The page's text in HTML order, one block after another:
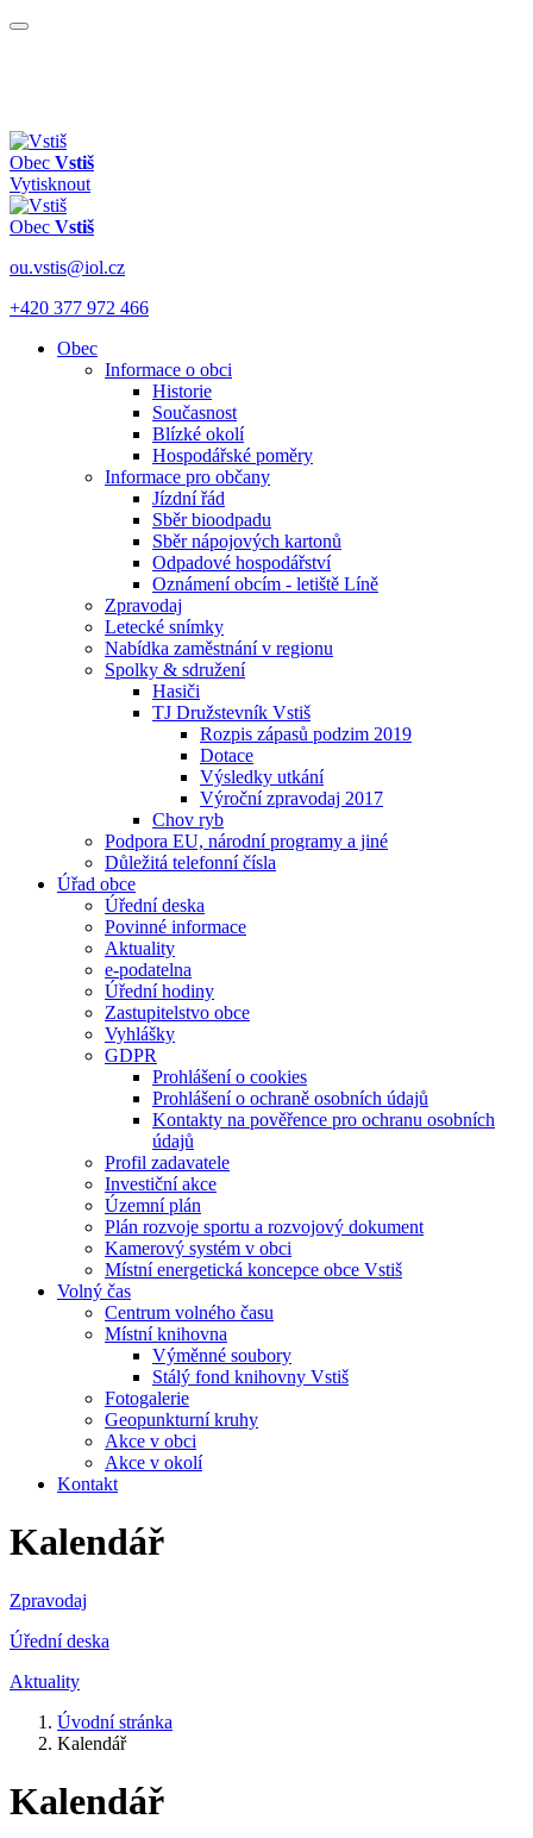
Obec Vstiš
Vytisknout
Obec Vstiš
ou.vstis@iol.cz
+420 377 972 466
Obec
Informace o obci
Historie
Současnost
Blízké okolí
Hospodářské poměry
Informace pro občany
Jízdní řád
Sběr bioodpadu
Sběr nápojových kartonů
Odpadové hospodářství
Oznámení obcím - letiště Líně
Zpravodaj
Letecké snímky
Nabídka zaměstnání v regionu
Spolky & sdružení
Hasiči
TJ Družstevník Vstiš
Rozpis zápasů podzim 2019
Dotace
Výsledky utkání
Výroční zpravodaj 2017
Chov ryb
Podpora EU, národní programy a jiné
Důležitá telefonní čísla
Úřad obce
Úřední deska
Povinné informace
Aktuality
e-podatelna
Úřední hodiny
Zastupitelstvo obce
Vyhlášky
GDPR
Prohlášení o cookies
Prohlášení o ochraně osobních údajů
Kontakty na pověřence pro ochranu osobních
údajů
Profil zadavatele
Investiční akce
Územní plán
Plán rozvoje sportu a rozvojový dokument
Kamerový systém v obci
Místní energetická koncepce obce Vstiš
Volný čas
Centrum volného času
Místní knihovna
Výměnné soubory
Stálý fond knihovny Vstiš
Fotogalerie
Geopunkturní kruhy
Akce v obci
Akce v okolí
Kontakt
Kalendář
Zpravodaj
Úřední deska
Aktuality
Úvodní stránka
Kalendář
Kalendář